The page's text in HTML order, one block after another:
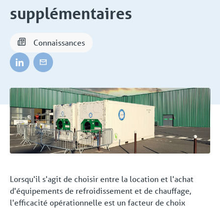
supplémentaires
Connaissances
Lorsqu'il s'agit de choisir entre la location et l'achat
d'équipements de refroidissement et de chauffage,
l'efficacité opérationnelle est un facteur de choix